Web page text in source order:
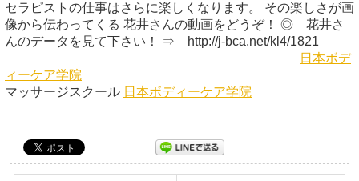
セラピストの仕事はさらに楽しくなります。 その楽しさが画
像から伝わってくる 花井さんの動画をどうぞ！ ◎ 花井さ
んのデータを見て下さい！ ⇒ http://j-bca.net/kl4/1821
日本ボデ
ィーケア学院
マッサージスクール 日本ボディーケア学院